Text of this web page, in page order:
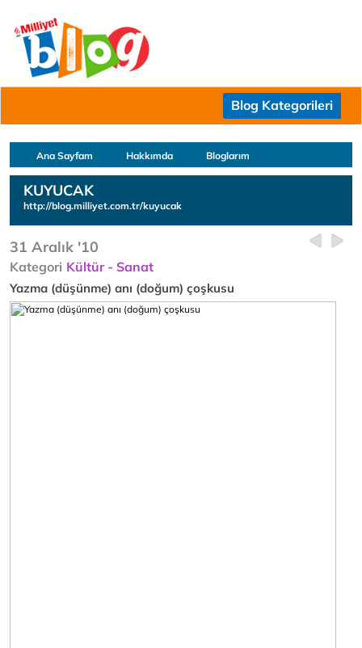
Blog Kategorileri
Ana Sayfam Hakkımda Bloglarım
KUYUCAK
http://blog.milliyet.com.tr/kuyucak
31 Aralık '10
Kategori Kültür - Sanat
Yazma (düşünme) anı (doğum) çoşkusu